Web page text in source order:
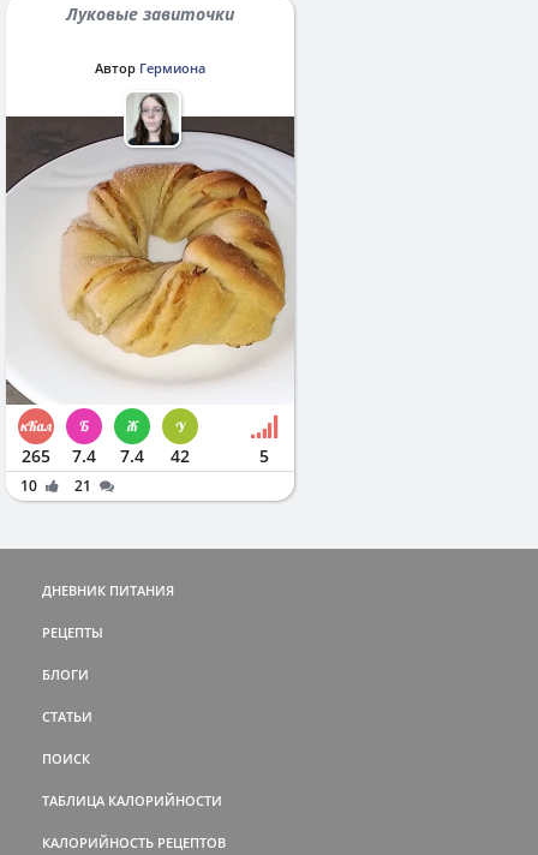
Луковые завиточки
Автор Гермиона
265 7.4 7.4 42 5
10 21
ДНЕВНИК ПИТАНИЯ
РЕЦЕПТЫ
БЛОГИ
СТАТЬИ
ПОИСК
ТАБЛИЦА КАЛОРИЙНОСТИ
КАЛОРИЙНОСТЬ РЕЦЕПТОВ